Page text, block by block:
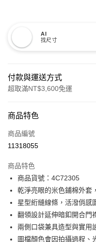
AI
找尺寸
付款與運送方式
超取滿NT$3,600免運
信用卡一次付款
信用卡分期付款
合作金庫商業銀行
華南商業銀行
上海商業儲蓄銀行
國泰世華商業銀行
臺灣中小企業銀行
匯豐（台灣）商業銀行
聯邦商業銀行
LINE Pay
Apple Pay
街口支付
AFTEE先享後付
相關說明
商品特色
商品編號
11318055
商品特色
商品貨號：4C72305
乾淨亮眼的米色鋪棉外套
星型絎縫線條，活潑俏感
翻領設計延伸暗釦開合門
兩側口袋兼具造型與實用
圖檔顏色會因拍攝過程、